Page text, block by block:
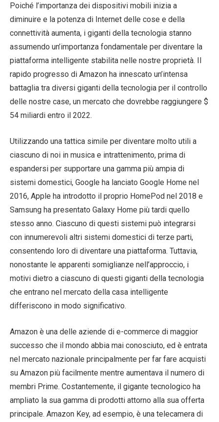
Poiché l’importanza dei dispositivi mobili inizia a
diminuire e la potenza di Internet delle cose e della
connettività aumenta, i giganti della tecnologia stanno
assumendo un’importanza fondamentale per diventare la
piattaforma intelligente stabilita nelle nostre proprietà. Il
rapido progresso di Amazon ha innescato un’intensa
battaglia tra diversi giganti della tecnologia per il controllo
delle nostre case, un mercato che dovrebbe raggiungere $
54 miliardi entro il 2022.
Utilizzando una tattica simile per diventare molto utili a
ciascuno di noi in musica e intrattenimento, prima di
espandersi per supportare una gamma più ampia di
sistemi domestici, Google ha lanciato Google Home nel
2016, Apple ha introdotto il proprio HomePod nel 2018 e
Samsung ha presentato Galaxy Home più tardi quello
stesso anno. Ciascuno di questi sistemi può integrarsi
con innumerevoli altri sistemi domestici di terze parti,
consentendo loro di diventare una piattaforma. Tuttavia,
nonostante le apparenti somiglianze nell’approccio, i
motivi dietro a ciascuno di questi giganti della tecnologia
che entrano nel mercato della casa intelligente
differiscono in modo significativo.
Amazon è una delle aziende di e-commerce di maggior
successo che il mondo abbia mai conosciuto, ed è entrata
nel mercato nazionale principalmente per far fare acquisti
su Amazon più facilmente mentre aumentava il numero di
membri Prime. Costantemente, il gigante tecnologico ha
ampliato la sua gamma di prodotti attorno alla sua offerta
principale. Amazon Key, ad esempio, è una telecamera di